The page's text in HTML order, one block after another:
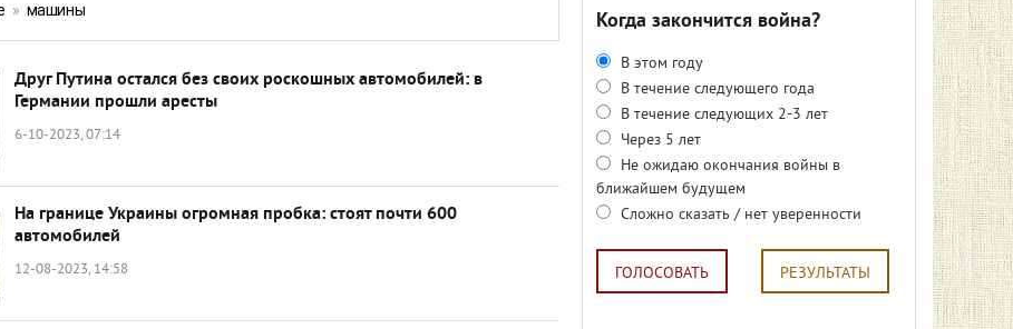
» машины
Друг Путина остался без своих роскошных автомобилей: в
Германии прошли аресты
6-10-2023, 07:14
На границе Украины огромная пробка: стоят почти 600
автомобилей
12-08-2023, 14:58
Когда закончится война?
В этом году
В течение следующего года
В течение следующих 2-3 лет
Через 5 лет
Не ожидаю окончания войны в
ближайшем будущем
Сложно сказать / нет уверенности
ГОЛОСОВАТЬ РЕЗУЛЬТАТЫ